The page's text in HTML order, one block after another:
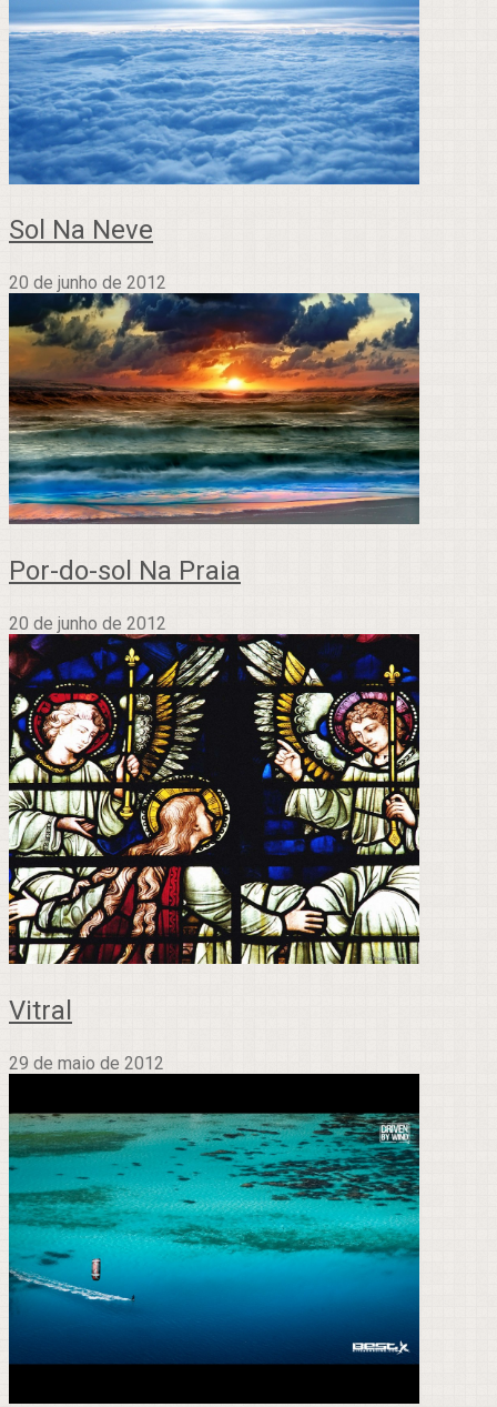
Sol Na Neve
20 de junho de 2012
Por-do-sol Na Praia
20 de junho de 2012
Vitral
29 de maio de 2012